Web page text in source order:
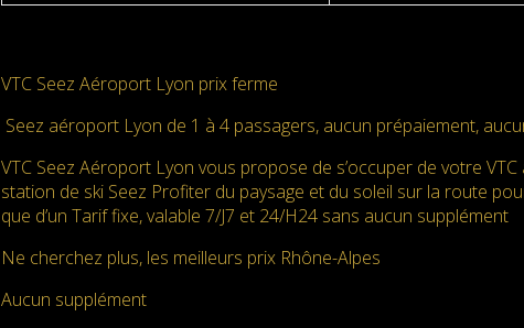
VTC Seez Aéroport Lyon prix ferme
Seez aéroport Lyon de 1 à 4 passagers, aucun prépaiement,
VTC Seez Aéroport Lyon vous propose de s’occuper de votre
station de ski Seez Profiter du paysage et du soleil sur la route
que d’un Tarif fixe, valable 7/J7 et 24/H24 sans aucun supplément
Ne cherchez plus, les meilleurs prix Rhône-Alpes
Aucun supplément